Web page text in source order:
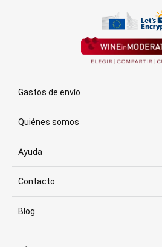
Gastos de envío
Quiénes somos
Ayuda
Contacto
Blog